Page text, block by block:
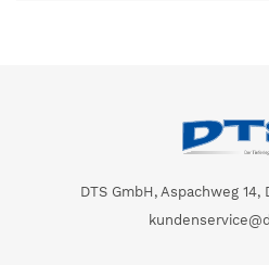
DTS GmbH, Aspachweg